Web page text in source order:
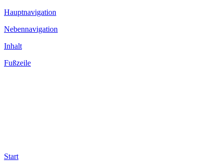
Hauptnavigation
Nebennavigation
Inhalt
Fußzeile
Start